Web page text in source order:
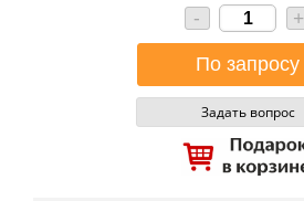
- +
Задать вопрос